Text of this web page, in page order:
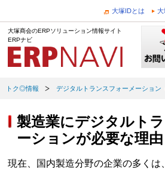
大塚IDとは 大
大塚商会のERPソリューション情報サイト
ERPナビ
トク◎情報 デジタルトランスフォーメーション
製造業にデジタルト
ーションが必要な理
現在、国内製造分野の企業の多くは